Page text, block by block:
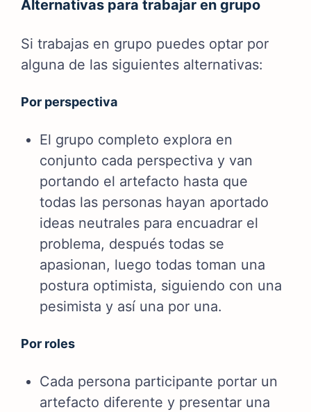
Alternativas para trabajar en grupo
Si trabajas en grupo puedes optar por
alguna de las siguientes alternativas:
Por perspectiva
El grupo completo explora en
conjunto cada perspectiva y van
portando el artefacto hasta que
todas las personas hayan aportado
ideas neutrales para encuadrar el
problema, después todas se
apasionan, luego todas toman una
postura optimista, siguiendo con una
pesimista y así una por una.
Por roles
Cada persona participante portar un
artefacto diferente y presentar una